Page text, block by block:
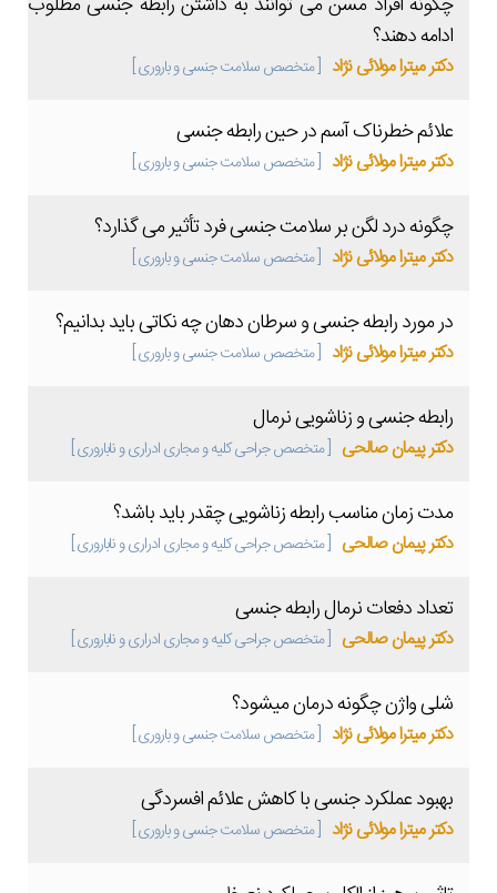
ادامه دهند؟
دکتر میترا مولائی نژاد [ متخصص سلامت جنسی و باروری ]
علائم خطرناک آسم در حین رابطه جنسی
دکتر میترا مولائی نژاد [ متخصص سلامت جنسی و باروری ]
چگونه درد لگن بر سلامت جنسی فرد تأثیر می گذارد؟
دکتر میترا مولائی نژاد [ متخصص سلامت جنسی و باروری ]
در مورد رابطه جنسی و سرطان دهان چه نکاتی باید بدانیم؟
دکتر میترا مولائی نژاد [ متخصص سلامت جنسی و باروری ]
رابطه جنسی و زناشویی نرمال
دکتر پیمان صالحی [ متخصص جراحی کلیه و مجاری ادراری و ناباروری ]
مدت زمان مناسب رابطه زناشویی چقدر باید باشد؟
دکتر پیمان صالحی [ متخصص جراحی کلیه و مجاری ادراری و ناباروری ]
تعداد دفعات نرمال رابطه جنسی
دکتر پیمان صالحی [ متخصص جراحی کلیه و مجاری ادراری و ناباروری ]
شلی واژن چگونه درمان میشود؟
دکتر میترا مولائی نژاد [ متخصص سلامت جنسی و باروری ]
بهبود عملکرد جنسی با کاهش علائم افسردگی
دکتر میترا مولائی نژاد [ متخصص سلامت جنسی و باروری ]